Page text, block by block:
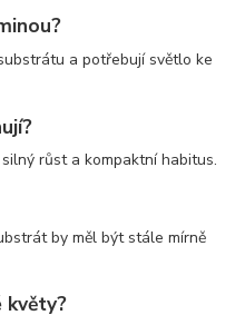
a potřebují světlo ke
růst a kompaktní habitus.
by měl být stále mírně